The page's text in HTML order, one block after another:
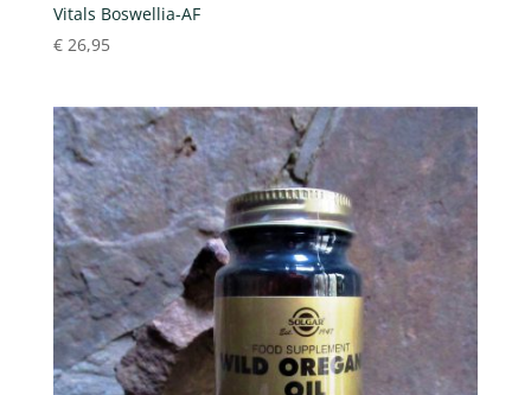
Vitals Boswellia-AF
€26,95